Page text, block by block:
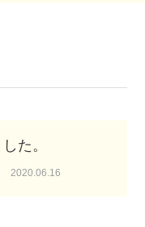
た。
2020.06.16